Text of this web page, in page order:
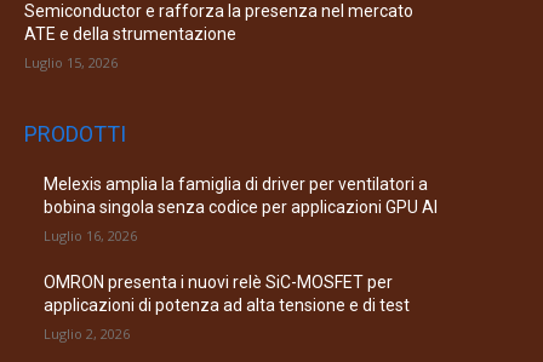
Semiconductor e rafforza la presenza nel mercato
ATE e della strumentazione
Luglio 15, 2026
PRODOTTI
Melexis amplia la famiglia di driver per ventilatori a
bobina singola senza codice per applicazioni GPU AI
Luglio 16, 2026
OMRON presenta i nuovi relè SiC-MOSFET per
applicazioni di potenza ad alta tensione e di test
Luglio 2, 2026